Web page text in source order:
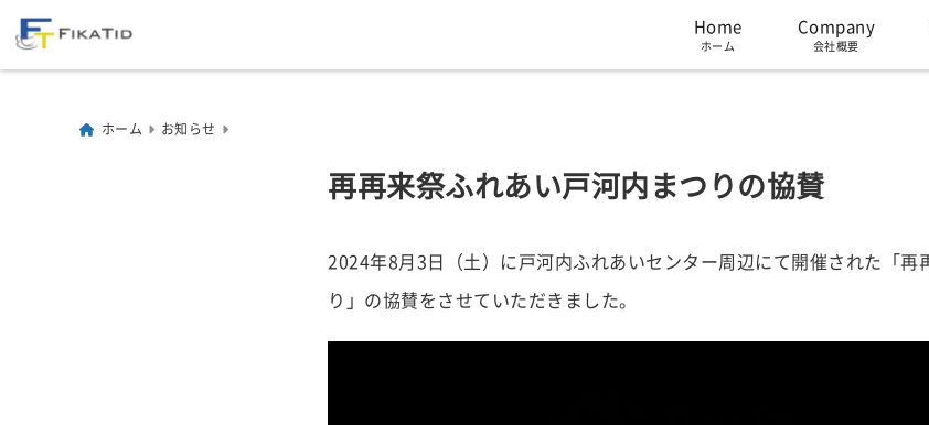
Home
ホーム
Company
会社概要
ホーム お知らせ
再再来祭ふれあい戸河内まつりの協賛
2024年8月3日（土）に戸河内ふれあいセンター周辺にて開催された「再
り」の協賛をさせていただきました。